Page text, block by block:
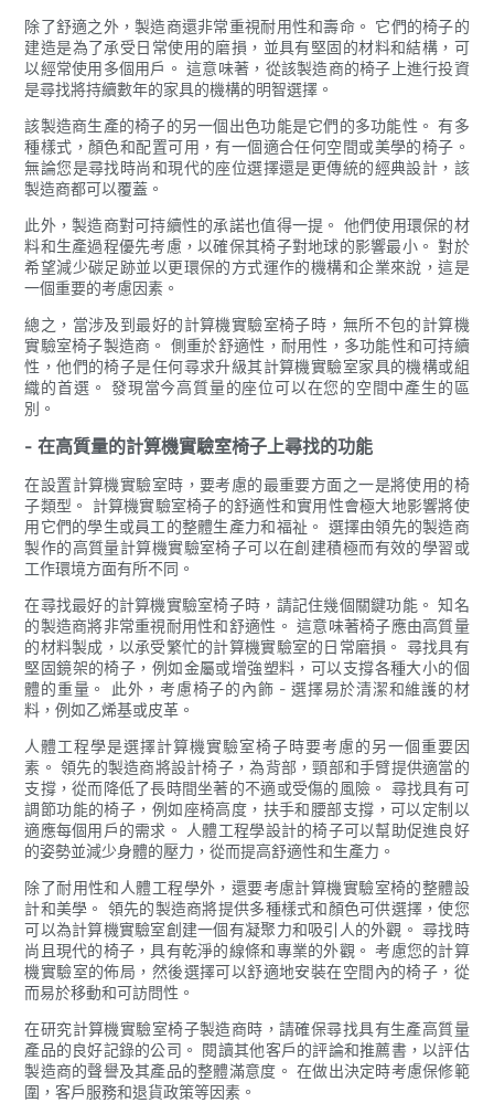
除了舒適之外，製造商還非常重視耐用性和壽命。 它們的椅子的
建造是為了承受日常使用的磨損，並具有堅固的材料和結構，可
以經常使用多個用戶。 這意味著，從該製造商的椅子上進行投資
是尋找將持續數年的家具的機構的明智選擇。
該製造商生產的椅子的另一個出色功能是它們的多功能性。 有多
種樣式，顏色和配置可用，有一個適合任何空間或美學的椅子。
無論您是尋找時尚和現代的座位選擇還是更傳統的經典設計，該
製造商都可以覆蓋。
此外，製造商對可持續性的承諾也值得一提。 他們使用環保的材
料和生產過程優先考慮，以確保其椅子對地球的影響最小。 對於
希望減少碳足跡並以更環保的方式運作的機構和企業來說，這是
一個重要的考慮因素。
總之，當涉及到最好的計算機實驗室椅子時，無所不包的計算機
實驗室椅子製造商。 側重於舒適性，耐用性，多功能性和可持續
性，他們的椅子是任何尋求升級其計算機實驗室家具的機構或組
織的首選。 發現當今高質量的座位可以在您的空間中產生的區
別。
- 在高質量的計算機實驗室椅子上尋找的功能
在設置計算機實驗室時，要考慮的最重要方面之一是將使用的椅
子類型。 計算機實驗室椅子的舒適性和實用性會極大地影響將使
用它們的學生或員工的整體生產力和福祉。 選擇由領先的製造商
製作的高質量計算機實驗室椅子可以在創建積極而有效的學習或
工作環境方面有所不同。
在尋找最好的計算機實驗室椅子時，請記住幾個關鍵功能。 知名
的製造商將非常重視耐用性和舒適性。 這意味著椅子應由高質量
的材料製成，以承受繁忙的計算機實驗室的日常磨損。 尋找具有
堅固鏡架的椅子，例如金屬或增強塑料，可以支撐各種大小的個
體的重量。 此外，考慮椅子的內飾 - 選擇易於清潔和維護的材
料，例如乙烯基或皮革。
人體工程學是選擇計算機實驗室椅子時要考慮的另一個重要因
素。 領先的製造商將設計椅子，為背部，頸部和手臂提供適當的
支撐，從而降低了長時間坐著的不適或受傷的風險。 尋找具有可
調節功能的椅子，例如座椅高度，扶手和腰部支撐，可以定制以
適應每個用戶的需求。 人體工程學設計的椅子可以幫助促進良好
的姿勢並減少身體的壓力，從而提高舒適性和生產力。
除了耐用性和人體工程學外，還要考慮計算機實驗室椅的整體設
計和美學。 領先的製造商將提供多種樣式和顏色可供選擇，使您
可以為計算機實驗室創建一個有凝聚力和吸引人的外觀。 尋找時
尚且現代的椅子，具有乾淨的線條和專業的外觀。 考慮您的計算
機實驗室的佈局，然後選擇可以舒適地安裝在空間內的椅子，從
而易於移動和可訪問性。
在研究計算機實驗室椅子製造商時，請確保尋找具有生產高質量
產品的良好記錄的公司。 閱讀其他客戶的評論和推薦書，以評估
製造商的聲譽及其產品的整體滿意度。 在做出決定時考慮保修範
圍，客戶服務和退貨政策等因素。